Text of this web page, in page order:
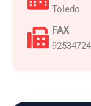
Toledo
FAX